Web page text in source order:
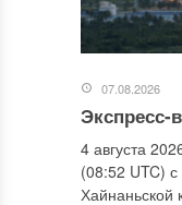
07.08.2026
Экспресс-
4 августа
(08:52 UTC) с
Хайнаньской